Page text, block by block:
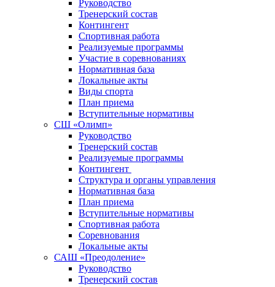
Руководство
Тренерский состав
Контингент
Спортивная работа
Реализуемые программы
Участие в соревнованиях
Нормативная база
Локальные акты
Виды спорта
План приема
Вступительные нормативы
СШ «Олимп»
Руководство
Тренерский состав
Реализуемые программы
Контингент
Структура и органы управления
Нормативная база
План приема
Вступительные нормативы
Спортивная работа
Соревнования
Локальные акты
САШ «Преодоление»
Руководство
Тренерский состав